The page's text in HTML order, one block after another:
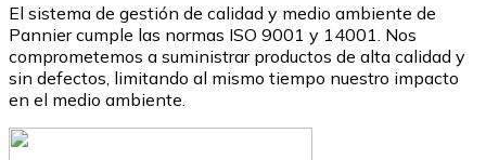
El sistema de gestión de calidad y medio ambiente de
Pannier cumple las normas ISO 9001 y 14001. Nos
comprometemos a suministrar productos de alta calidad y
sin defectos, limitando al mismo tiempo nuestro impacto
en el medio ambiente.